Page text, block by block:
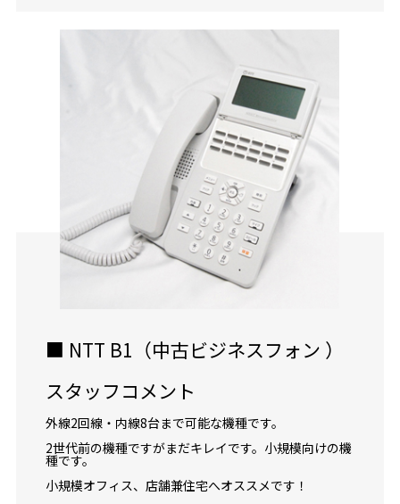
■ NTT B1（中古ビジネスフォン ）
スタッフコメント
外線2回線・内線8台まで可能な機種です。
2世代前の機種ですがまだキレイです。小規模向けの機
種です。
小規模オフィス、店舗兼住宅へオススメです！